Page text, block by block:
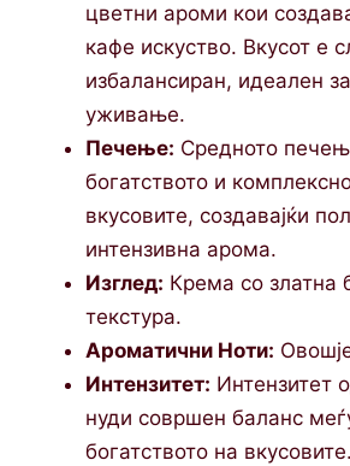
цветни ароми кои
кафе искуство. Вкусот е
избалансиран, идеален
уживање.
Печење: Средното
богатството и
вкусовите, создавајќи
интензивна арома.
Изглед: Крема со златна
текстура.
Ароматични Ноти:
Интензитет: Интензитет
нуди совршен баланс
богатството на вкусовите.